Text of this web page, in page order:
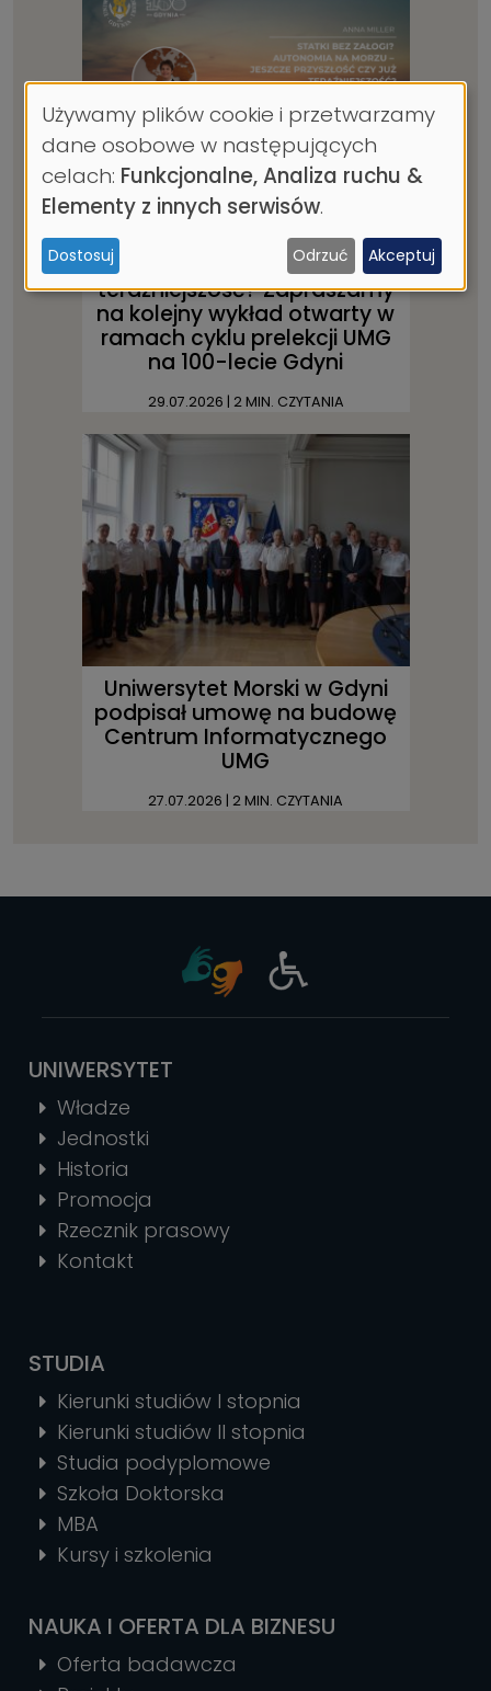
Statki bez załogi? Autonomia
na morzu – jeszcze
przyszłość czy już
teraźniejszość? Zapraszamy
na kolejny wykład otwarty w
ramach cyklu prelekcji UMG
na 100-lecie Gdyni
29.07.2026 | 2 MIN. CZYTANIA
Uniwersytet Morski w Gdyni
podpisał umowę na budowę
Centrum Informatycznego
UMG
27.07.2026 | 2 MIN. CZYTANIA
UNIWERSYTET
Władze
Jednostki
Historia
Promocja
Rzecznik prasowy
Kontakt
STUDIA
Kierunki studiów I stopnia
Kierunki studiów II stopnia
Studia podyplomowe
Szkoła Doktorska
MBA
Kursy i szkolenia
NAUKA I OFERTA DLA BIZNESU
Oferta badawcza
Wykorzystanie
danych
osobowych
i
ciasteczek
Używamy plików cookie i przetwarzamy
dane osobowe w następujących
celach: Funkcjonalne, Analiza ruchu &
Elementy z innych serwisów.
Dostosuj Odrzuć Akceptuj